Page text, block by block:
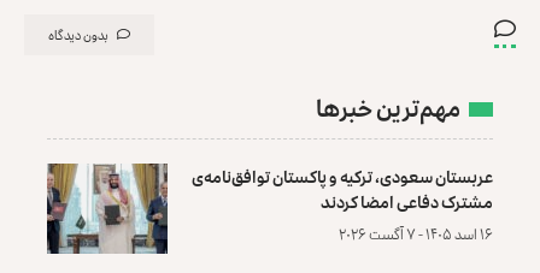
بدون دیدگاه
مهم‌ترین خبرها
عربستان سعودی، ترکیه و پاکستان توافق‌نامه‌ی
مشترک دفاعی امضا کردند
۱۶ اسد ۱۴۰۵ - ۷ آگست ۲۰۲۶